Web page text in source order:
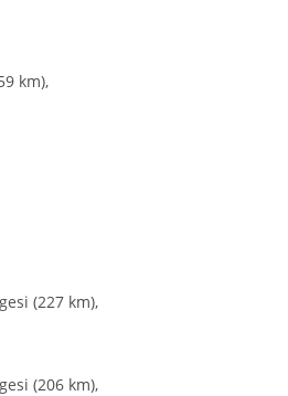
km),
(227 km),
(206 km),